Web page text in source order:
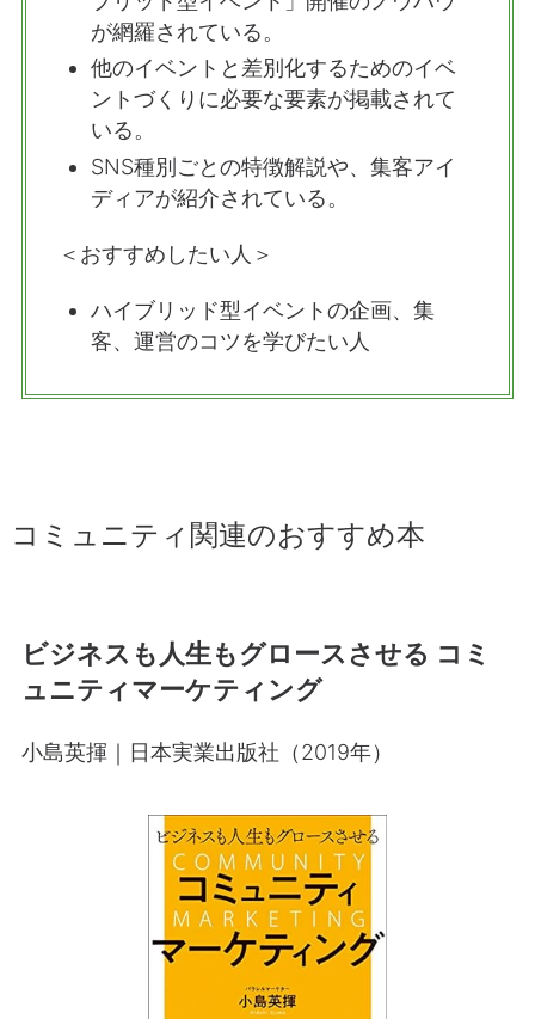
が網羅されている。
他のイベントと差別化するためのイベ
ントづくりに必要な要素が掲載されて
いる。
SNS種別ごとの特徴解説や、集客アイ
ディアが紹介されている。
＜おすすめしたい人＞
ハイブリッド型イベントの企画、集
客、運営のコツを学びたい人
コミュニティ関連のおすすめ本
ビジネスも人生もグロースさせる コミ
ュニティマーケティング
小島英揮｜日本実業出版社（2019年）